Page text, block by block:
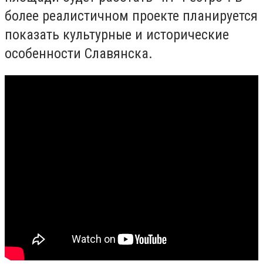
более реалистичном проекте планируется
показать культурные и исторические
особенности Славянска.